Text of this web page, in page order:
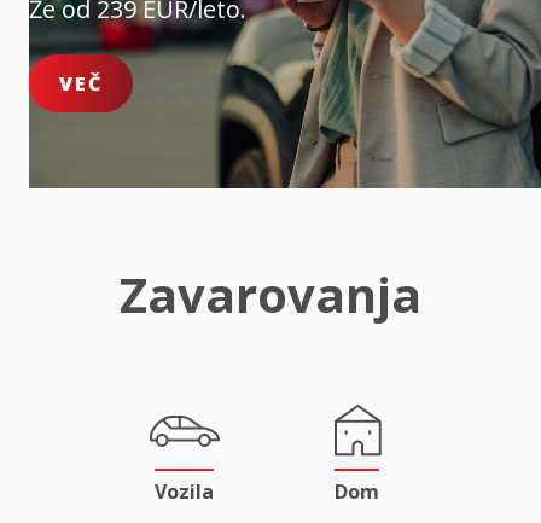
Že od 239 EUR/leto.
VEČ
Zavarovanja
Vozila Dom